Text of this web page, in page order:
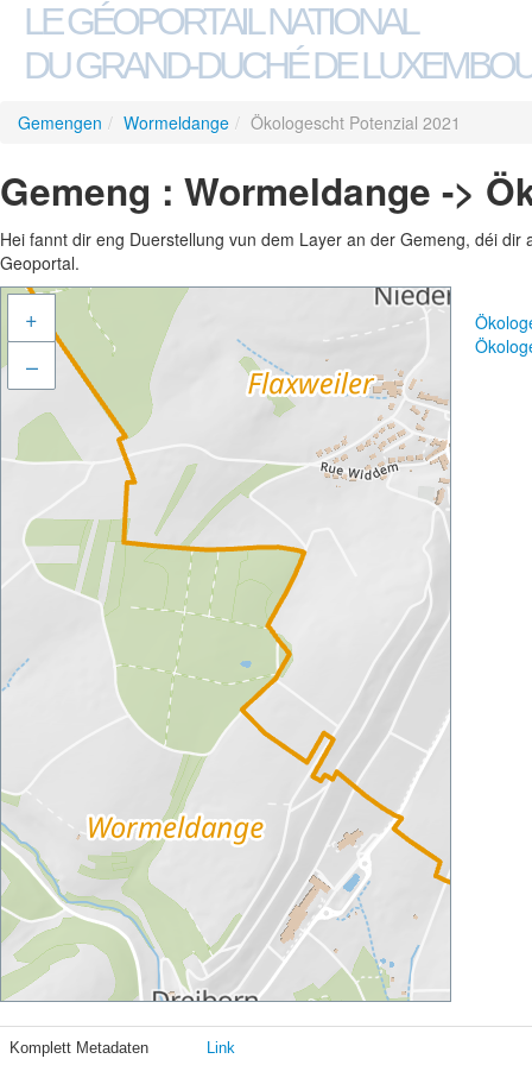
LE GÉOPORTAIL NATIONAL
DU GRAND-DUCHÉ DE
Gemengen / Wormeldange / Ökologescht Potenzial 2021
Gemeng : Wormeldange ->
Hei fannt dir eng Duerstellung vun dem Layer an der Gemeng, déi
Geoportal.
+
–
Komplett Metadaten Link